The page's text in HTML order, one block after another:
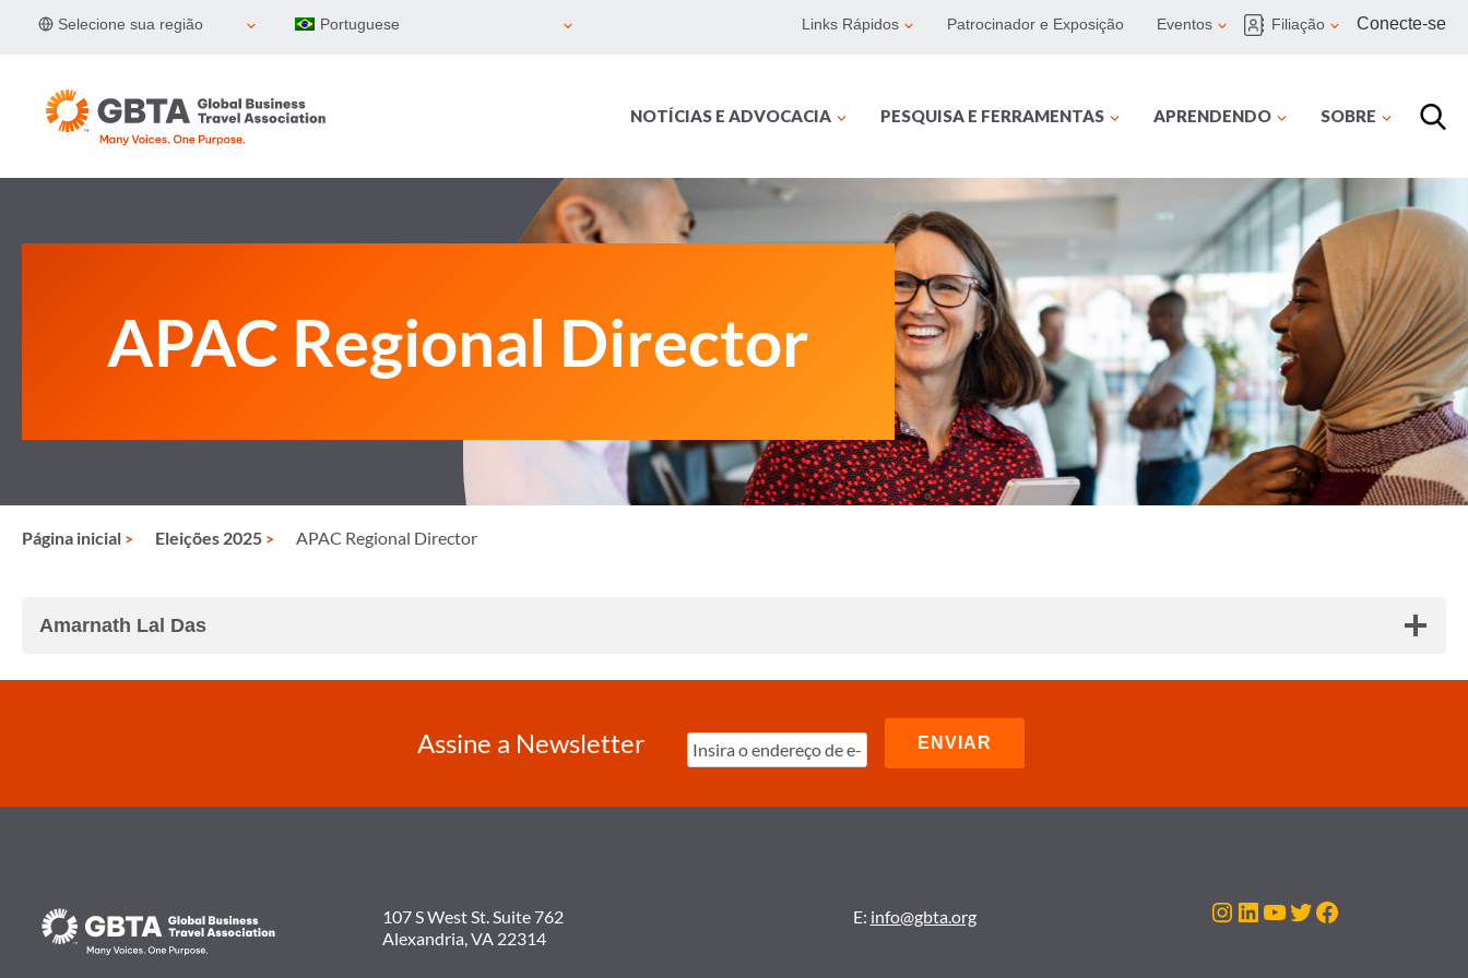
Selecione sua região Portuguese Links Rápidos Patrocinador e Exposição Eventos Filiação Conecte-se
NOTÍCIAS E ADVOCACIA PESQUISA E FERRAMENTAS APRENDENDO SOBRE
APAC Regional Director
Página inicial Eleições 2025 APAC Regional Director
Amarnath Lal Das
Assine a Newsletter
107 S West St. Suite 762
Alexandria, VA 22314
E: info@gbta.org Instagram
LinkedIn
Youtube
Twitter
Facebook